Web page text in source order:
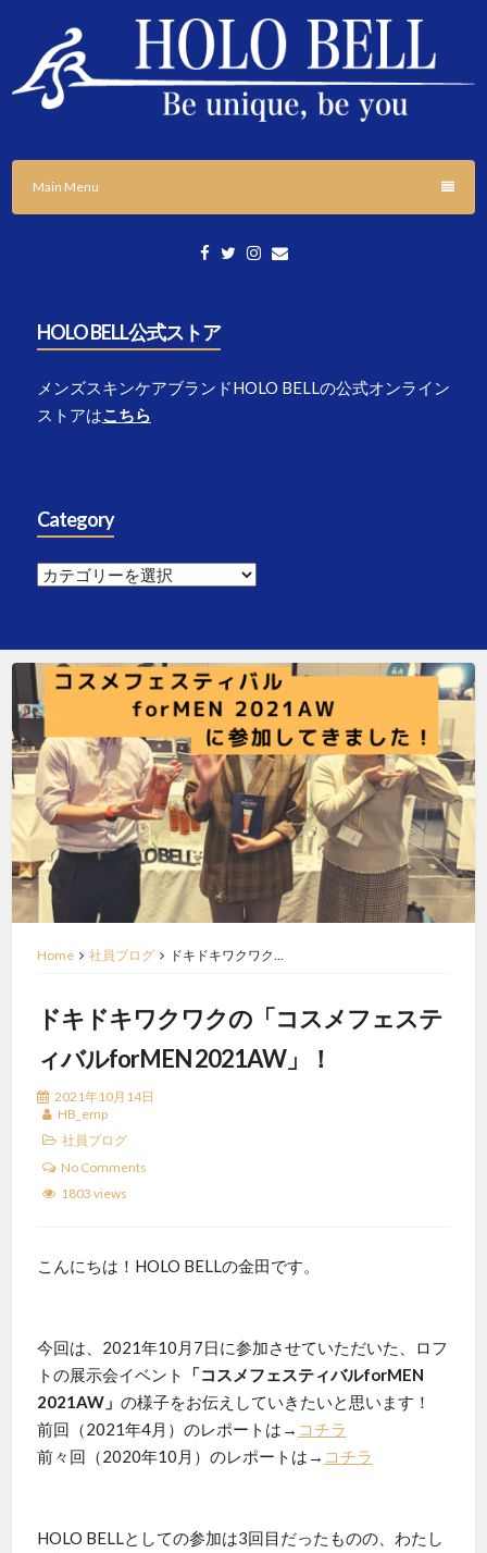
content
HOLO BELL BLOGS
Main Menu
HOLO BELL公式ストア
メンズスキンケアブランドHOLO BELLの公式オンライン
ストアはこちら
Category
Category
Home 社員ブログ ドキドキワクワク…
ドキドキワクワクの「コスメフェステ
ィバルforMEN 2021AW」！
2021年10月14日
HB_emp
社員ブログ
No Comments
1803 views
こんにちは！HOLO BELLの金田です。
今回は、2021年10月7日に参加させていただいた、ロフ
トの展示会イベント
「コスメフェスティバルforMEN
2021AW」 の様子をお伝えしていきたいと思います！
前回（2021年4月）のレポートは→ コチラ
前々回（2020年10月）のレポートは→ コチラ
HOLO BELLとしての参加は3回目だったものの、わたし